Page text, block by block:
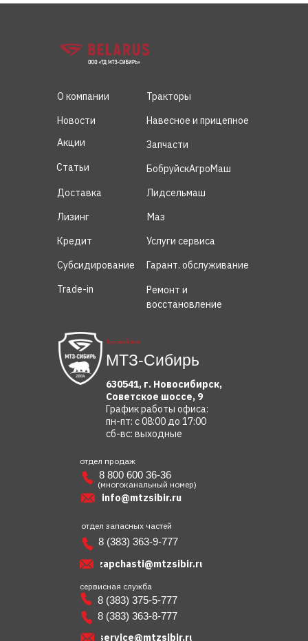
Торговый дом
МТЗ-Сибирь
Акции
Статьи
Новости
Trade-in
Субсидирование
Кредит
Лизинг
Ремонт и
восстановление
Гарант. обслуживание
Услуги сервиса
Доставка
Маз
Лидсельмаш
БобруйскАгроМаш
Запчасти
Навесное и прицепное
Тракторы
О компании
630541, г. Новосибирск,
Советское шоссе, 9
График работы офиса:
пн-пт: с 08:00 до 17:00
сб-вс: выходные
service@mtzsibir.ru
zapchasti@mtzsibir.ru
отдел запасных частей
сервисная служба
info@mtzsibir.ru
8 (383) 375-5-777
отдел продаж
(многоканальный номер)
8 800 600 36-36
8 (383) 363-9-777
8 (383) 363-8-777